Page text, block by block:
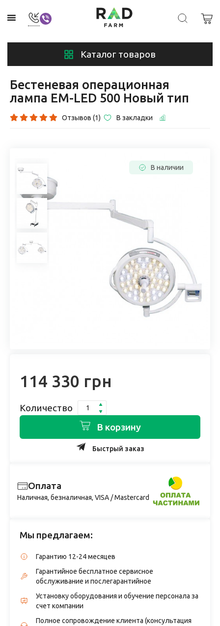
Каталог товаров
Бестеневая операционная
лампа EM-LED 500 Новый тип
Отзывов (1) В закладки
В наличии
114 330 грн
Количество
В корзину
Быстрый заказ
Оплата
Наличная, безналичная, VISA / Mastercard
Мы предлагаем:
Гарантию 12-24 месяцев
Гарантийное бесплатное сервисное
обслуживание и послегарантийное
Установку оборудования и обучение персонала за
счет компании
Полное сопровождение клиента (консультация